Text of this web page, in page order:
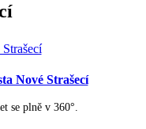
Nové Strašecí
se plně v 360°.